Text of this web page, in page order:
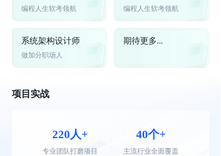
编程人生软考领航 编程人生软考领航
系统架构设计师
做加分职场人
期待更多...
项目实战
220人+
专业团队打磨项目
40个+
主流行业全面覆盖